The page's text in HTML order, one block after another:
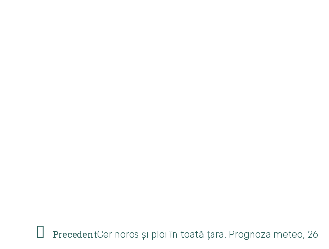
PrecedentCer noros și ploi în toată țara. Prognoza meteo, 26